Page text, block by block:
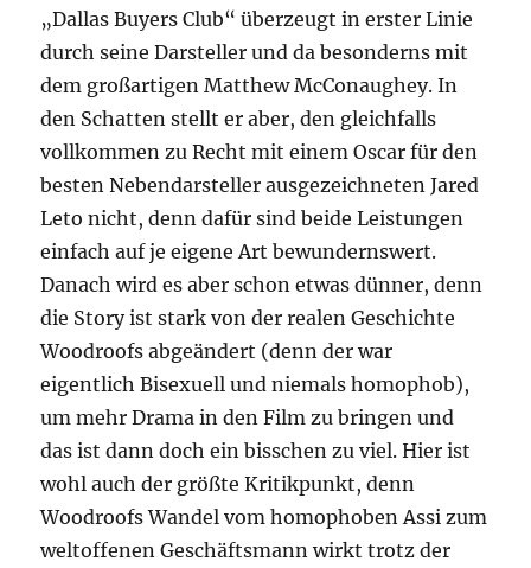
„Dallas Buyers Club“ überzeugt in erster Linie
durch seine Darsteller und da besonderns mit
dem großartigen Matthew McConaughey. In
den Schatten stellt er aber, den gleichfalls
vollkommen zu Recht mit einem Oscar für den
besten Nebendarsteller ausgezeichneten Jared
Leto nicht, denn dafür sind beide Leistungen
einfach auf je eigene Art bewundernswert.
Danach wird es aber schon etwas dünner, denn
die Story ist stark von der realen Geschichte
Woodroofs abgeändert (denn der war
eigentlich Bisexuell und niemals homophob),
um mehr Drama in den Film zu bringen und
das ist dann doch ein bisschen zu viel. Hier ist
wohl auch der größte Kritikpunkt, denn
Woodroofs Wandel vom homophoben Assi zum
weltoffenen Geschäftsmann wirkt trotz der